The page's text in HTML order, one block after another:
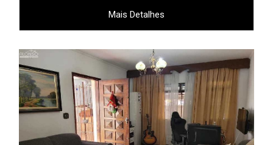
Mais Detalhes